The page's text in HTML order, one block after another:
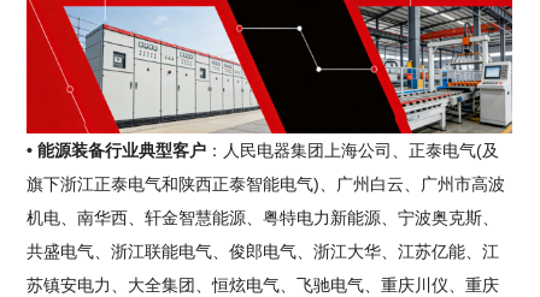
• 能源装备行业典型客户 ：人民电器集团上海公司、正泰电气(及
旗下浙江正泰电气和陕西正泰智能电气)、广州白云、广州市高波
机电、南华西、轩金智慧能源、粤特电力新能源、宁波奥克斯、
共盛电气、浙江联能电气、俊郎电气、浙江大华、江苏亿能、江
苏镇安电力、大全集团、恒炫电气、飞驰电气、重庆川仪、重庆